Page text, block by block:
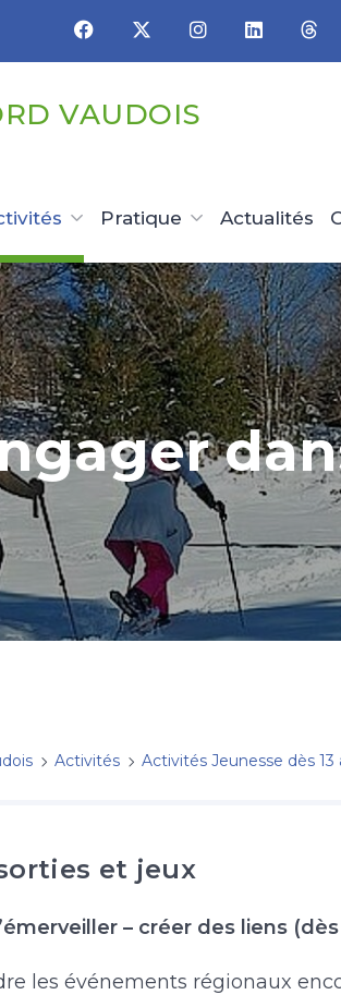
VAUDOIS
Pratique Actualités
Activités Activités Jeunesse dès
et jeux
– créer des liens
les événements régionaux